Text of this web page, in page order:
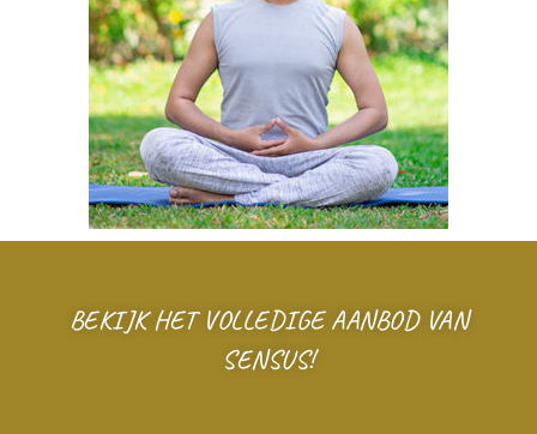
BEKIJK HET VOLLEDIGE AANBOD VAN
SENSUS!